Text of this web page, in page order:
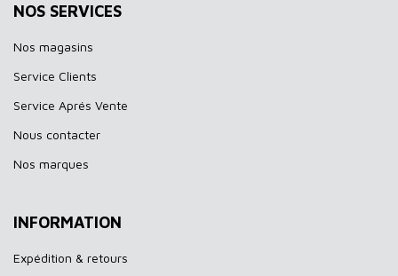
NOS SERVICES
Nos magasins
Service Clients
Service Aprés Vente
Nous contacter
Nos marques
INFORMATION
Expédition & retours